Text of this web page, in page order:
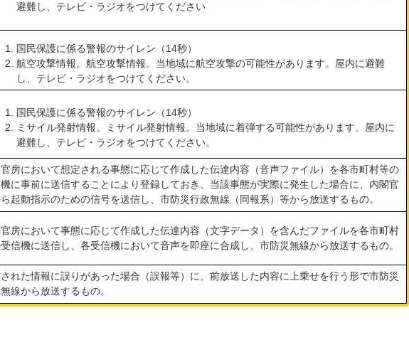
避難し、テレビ・ラジオをつけてください
国民保護に係る警報のサイレン（14秒）
航空攻撃情報。航空攻撃情報。当地域に航空攻撃の可能性があります。屋内に避難
し、テレビ・ラジオをつけてください。
国民保護に係る警報のサイレン（14秒）
ミサイル発射情報。ミサイル発射情報。当地域に着弾する可能性があります。屋内に
避難し、テレビ・ラジオをつけてください。
房において想定される事態に応じて作成した伝達内容（音声ファイル）を各市町村等の
に事前に送信することにより登録しておき、当該事態が実際に発生した場合に、内閣官
起動指示のための信号を送信し、市防災行政無線（同報系）等から放送するもの。
房において事態に応じて作成した伝達内容（文字データ）を含んだファイルを各市町村
信機に送信し、各受信機において音声を即座に合成し、市防災無線から放送するもの。
れた情報に誤りがあった場合（誤報等）に、前放送した内容に上乗せを行う形で市防災
線から放送するもの。